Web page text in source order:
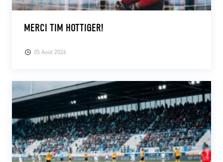
05 Août 2026
MERCI TIM HOTTIGER!